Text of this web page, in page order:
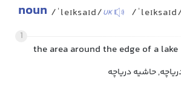
noun /ˈleɪksaɪd/UK /
1
the area around the edge of a lake
حاشیه دریاچه